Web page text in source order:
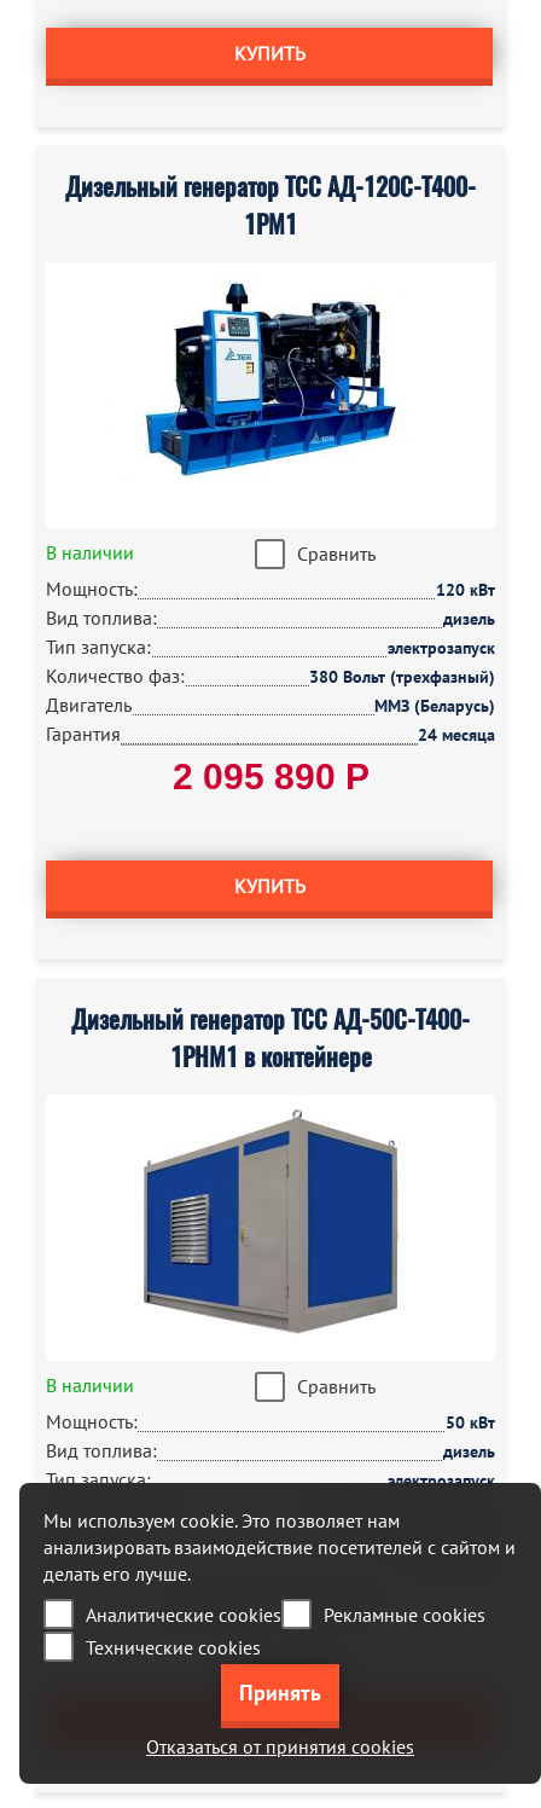
КУПИТЬ
Дизельный генератор ТСС АД-120С-Т400-
1РМ1
В наличии
Сравнить
Мощность:
120 кВт
Вид топлива: дизель
Тип запуска: электрозапуск
Количество фаз: 380 Вольт (трехфазный)
Двигатель ММЗ (Беларусь)
Гарантия 24 месяца
2 095 890 Р
КУПИТЬ
Дизельный генератор ТСС АД-50С-Т400-
1РНМ1 в контейнере
В наличии
Сравнить
Мощность:
50 кВт
Вид топлива: дизель
Тип запуска: электрозапуск
Количество фаз:
ММЗ (Беларусь)
Гарантия
2 121 719 Р
КУПИТЬ
Мы используем cookie. Это позволяет нам
анализировать взаимодействие посетителей с сайтом и
делать его лучше.
Аналитические cookies
Рекламные cookies
Технические cookies
Отказаться от принятия cookies